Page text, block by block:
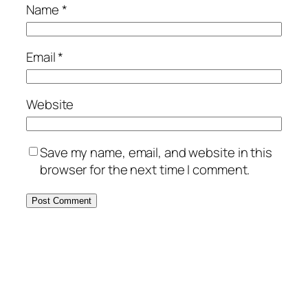
Name*
Email*
Website
Save my name, email, and website in this
browser for the next time I comment.